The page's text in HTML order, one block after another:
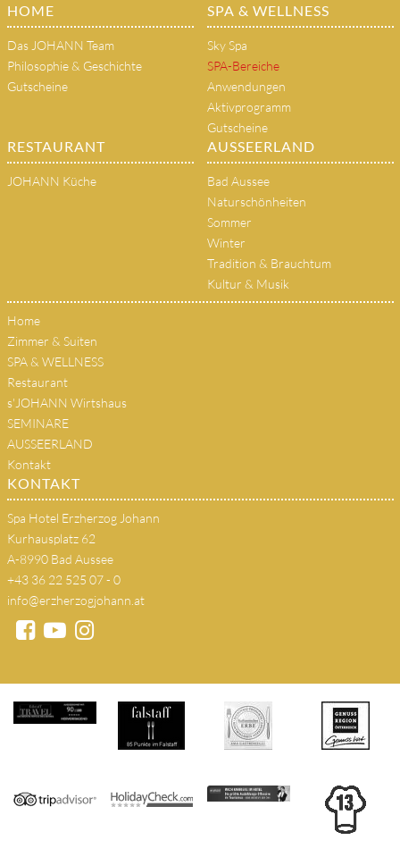
HOME
Das JOHANN Team
Philosophie & Geschichte
Gutscheine
SPA & WELLNESS
Sky Spa
SPA-Bereiche
Anwendungen
Aktivprogramm
Gutscheine
RESTAURANT
JOHANN Küche
AUSSEERLAND
Bad Aussee
Naturschönheiten
Sommer
Winter
Tradition & Brauchtum
Kultur & Musik
Home
Zimmer & Suiten
SPA & WELLNESS
Restaurant
s'JOHANN Wirtshaus
SEMINARE
AUSSEERLAND
Kontakt
KONTAKT
Spa Hotel Erzherzog Johann
Kurhausplatz 62
A-8990 Bad Aussee
+43 36 22 525 07 - 0
info@erzherzogjohann.at